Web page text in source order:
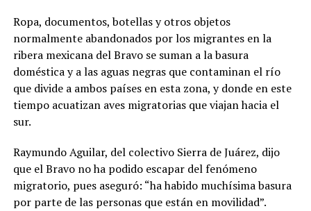
Ropa, documentos, botellas y otros objetos
normalmente abandonados por los migrantes en la
ribera mexicana del Bravo se suman a la basura
doméstica y a las aguas negras que contaminan el río
que divide a ambos países en esta zona, y donde en este
tiempo acuatizan aves migratorias que viajan hacia el
sur.
Raymundo Aguilar, del colectivo Sierra de Juárez, dijo
que el Bravo no ha podido escapar del fenómeno
migratorio, pues aseguró: “ha habido muchísima basura
por parte de las personas que están en movilidad”.